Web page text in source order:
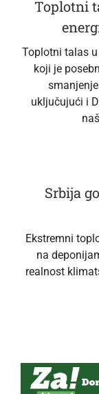
Toplotni
Toplotni talas
koji je
uključujući i
Srbija
Ekstremni
na
realnost